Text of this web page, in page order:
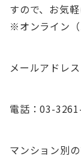
すので、お気
※オンライン（
メールアドレス
電話：03-
マンション別